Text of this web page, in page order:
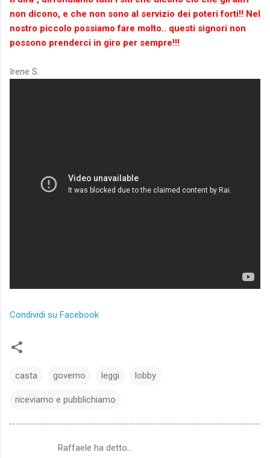
non dicono, e che non sono al servizio dei poteri forti!! Nel
nostro piccolo possiamo fare molto.. questi signori non
possono prenderci in giro per sempre!!!
Irene S.
Condividi su Facebook
casta governo leggi lobby
riceviamo e pubblichiamo
Raffaele ha detto…